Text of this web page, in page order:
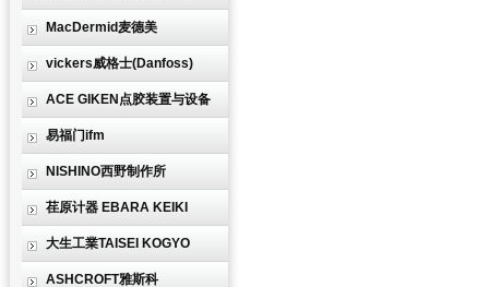
MacDermid麦德美
vickers威格士(Danfoss)
ACE GIKEN点胶装置与设备
易福门ifm
NISHINO西野制作所
荏原计器 EBARA KEIKI
大生工業TAISEI KOGYO
ASHCROFT雅斯科